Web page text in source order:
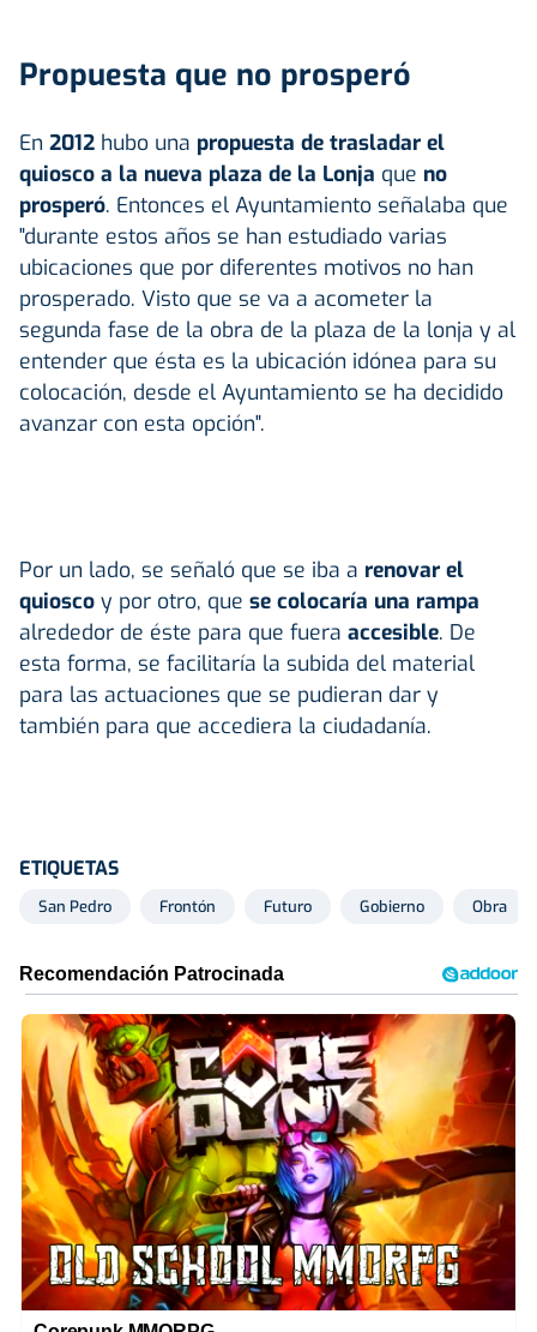
Propuesta que no prosperó
En 2012 hubo una propuesta de trasladar el
quiosco a la nueva plaza de la Lonja que no
prosperó. Entonces el Ayuntamiento señalaba que
"durante estos años se han estudiado varias
ubicaciones que por diferentes motivos no han
prosperado. Visto que se va a acometer la
segunda fase de la obra de la plaza de la lonja y al
entender que ésta es la ubicación idónea para su
colocación, desde el Ayuntamiento se ha decidido
avanzar con esta opción".
Por un lado, se señaló que se iba a renovar el
quiosco y por otro, que se colocaría una rampa
alrededor de éste para que fuera accesible. De
esta forma, se facilitaría la subida del material
para las actuaciones que se pudieran dar y
también para que accediera la ciudadanía.
ETIQUETAS
San Pedro Frontón Futuro Gobierno Obra